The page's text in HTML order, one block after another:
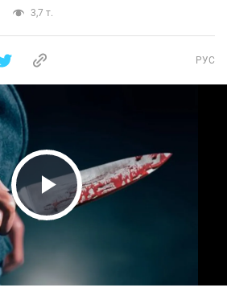
3,7 т.
РУС
Play Video